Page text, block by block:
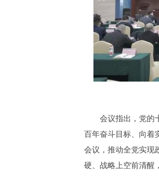
会议指出，党的十
百年奋斗目标、向着
会议，推动全党实现
硬、战略上空前清醒